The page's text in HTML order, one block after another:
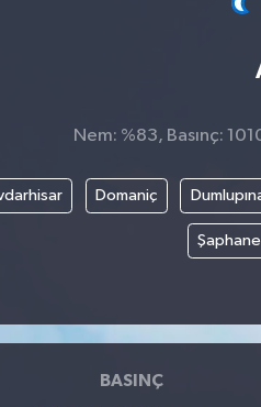
Nem: %83, Basınç:
Domaniç
Şaphane
BASINÇ